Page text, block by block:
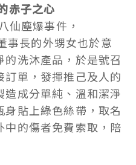
赤子之心
仙塵爆事件，
長的外甥女也於意
洗沐產品，於是號召
單，發揮推己及人的
成分單純、溫和潔淨
貼上綠色絲帶，取名
的傷者免費索取，陪